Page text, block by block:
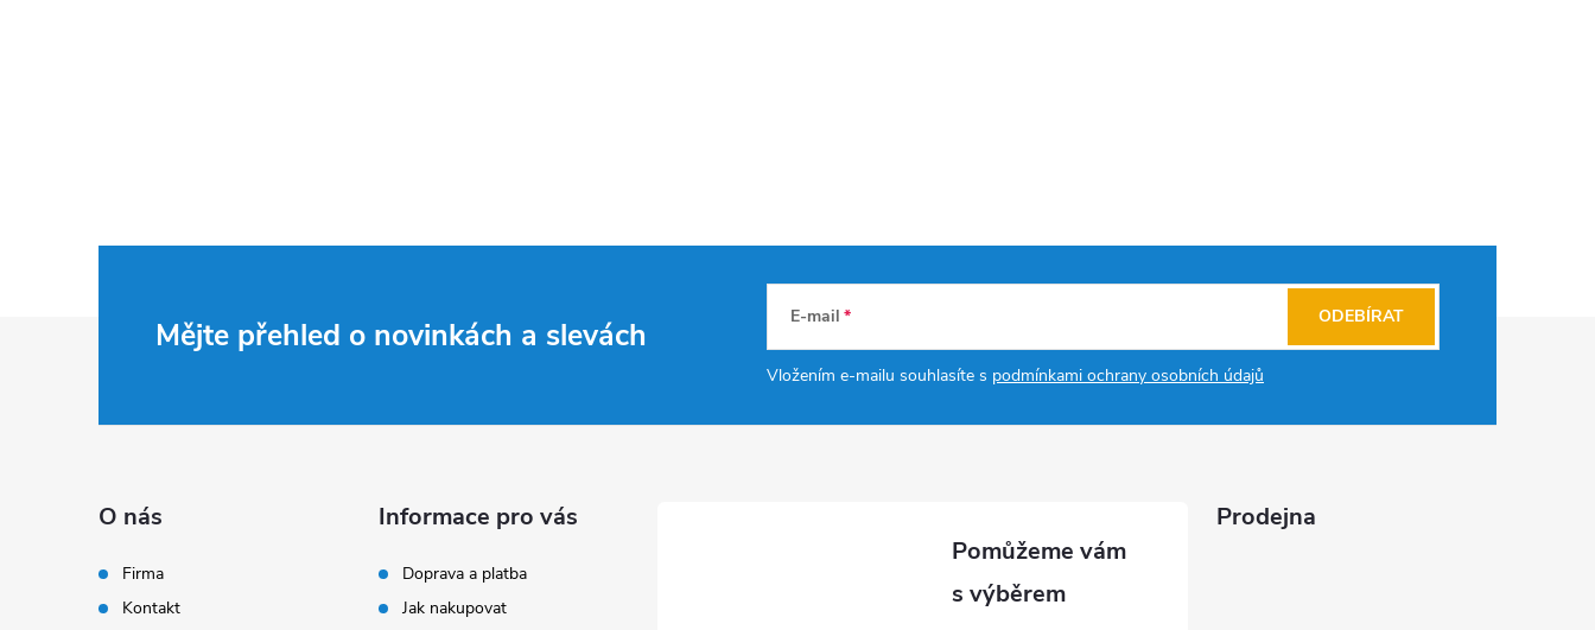
Mějte přehled o novinkách a slevách E-mail
Vložením e-mailu souhlasíte s podmínkami ochrany osobních údajů
ODEBÍRAT
O nás
Firma
Kontakt
Informace pro vás
Doprava a platba
Jak nakupovat
Prodejna